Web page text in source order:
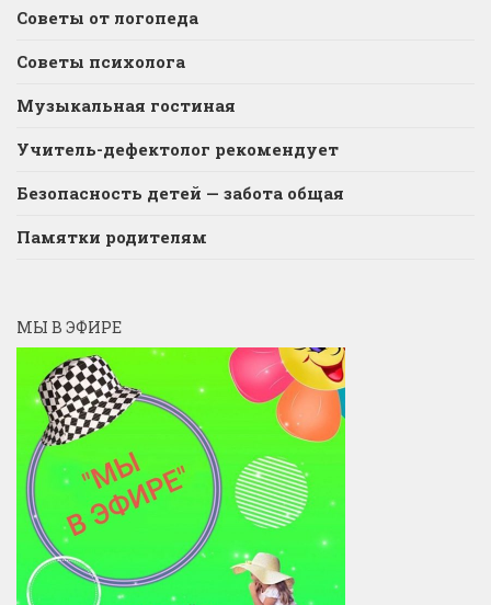
Советы от логопеда
Советы психолога
Музыкальная гостиная
Учитель-дефектолог рекомендует
Безопасность детей — забота общая
Памятки родителям
МЫ В ЭФИРЕ